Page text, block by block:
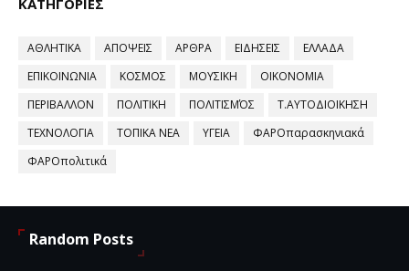
ΑΘΛΗΤΙΚΑ ΑΠΟΨΕΙΣ ΑΡΘΡΑ ΕΙΔΗΣΕΙΣ
ΕΛΛΑΔΑ
ΕΠΙΚΟΙΝΩΝΙΑ
ΚΟΣΜΟΣ ΜΟΥΣΙΚΗ
ΟΙΚΟΝΟΜΙΑ
ΠΕΡΙΒΑΛΛΟΝ
ΠΟΛΙΤΙΚΗ ΠΟΛΙΤΙΣΜΌΣ
Τ.ΑΥΤΟΔΙΟΙΚΗΣΗ
ΤΕΧΝΟΛΟΓΙΑ
ΤΟΠΙΚΑ ΝΕΑ ΥΓΕΙΑ
ΦΑΡΟπαρασκηνιακά
ΦΑΡΟπολιτικά
Random Posts